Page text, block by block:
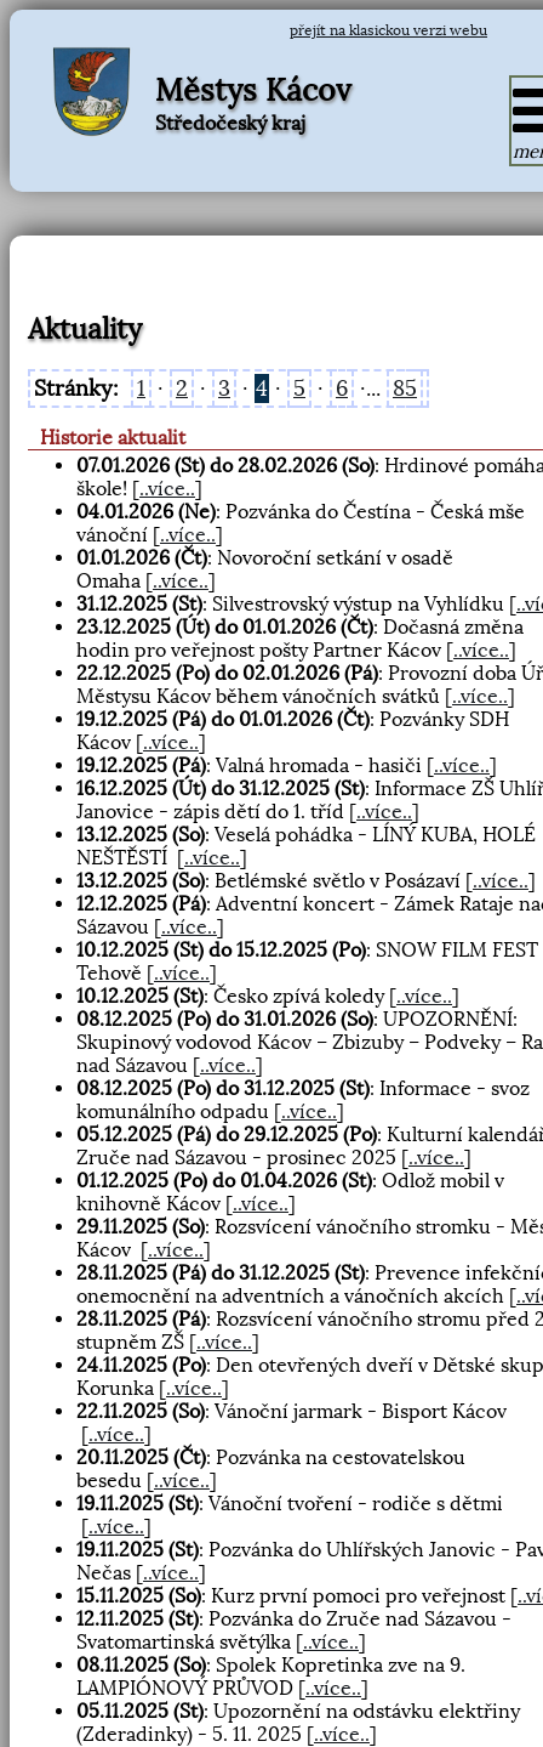
přejít na klasickou verzi webu
Městys Kácov
Středočeský kraj
Aktuality
Stránky: 1 · 2 · 3 · 4 · 5 · 6 ·... 85
Historie aktualit
07.01.2026 (St) do 28.02.2026 (So): Hrdinové
škole! [..více..]
04.01.2026 (Ne): Pozvánka do Čestína - Česká mše
vánoční [..více..]
01.01.2026 (Čt): Novoroční setkání v osadě
Omaha [..více..]
31.12.2025 (St): Silvestrovský výstup na Vyhlídku [
23.12.2025 (Út) do 01.01.2026 (Čt): Dočasná změna
hodin pro veřejnost pošty Partner Kácov [..více..]
22.12.2025 (Po) do 02.01.2026 (Pá): Provozní doba
Městysu Kácov během vánočních svátků [..více..]
19.12.2025 (Pá) do 01.01.2026 (Čt): Pozvánky SDH
Kácov [..více..]
19.12.2025 (Pá): Valná hromada - hasiči [..více..]
16.12.2025 (Út) do 31.12.2025 (St): Informace ZŠ
Janovice - zápis dětí do 1. tříd [..více..]
13.12.2025 (So): Veselá pohádka - LÍNÝ KUBA, HOLÉ
NEŠTĚSTÍ [..více..]
13.12.2025 (So): Betlémské světlo v Posázaví [..více..]
12.12.2025 (Pá): Adventní koncert - Zámek Rataje
Sázavou [..více..]
10.12.2025 (St) do 15.12.2025 (Po): SNOW FILM FEST
Tehově [..více..]
10.12.2025 (St): Česko zpívá koledy [..více..]
08.12.2025 (Po) do 31.01.2026 (So): UPOZORNĚNÍ:
Skupinový vodovod Kácov – Zbizuby – Podveky –
nad Sázavou [..více..]
08.12.2025 (Po) do 31.12.2025 (St): Informace - svoz
komunálního odpadu [..více..]
05.12.2025 (Pá) do 29.12.2025 (Po): Kulturní
Zruče nad Sázavou - prosinec 2025 [..více..]
01.12.2025 (Po) do 01.04.2026 (St): Odlož mobil v
knihovně Kácov [..více..]
29.11.2025 (So): Rozsvícení vánočního stromku -
Kácov [..více..]
28.11.2025 (Pá) do 31.12.2025 (St): Prevence
onemocnění na adventních a vánočních akcích [
28.11.2025 (Pá): Rozsvícení vánočního stromu před
stupněm ZŠ [..více..]
24.11.2025 (Po): Den otevřených dveří v Dětské
Korunka [..více..]
22.11.2025 (So): Vánoční jarmark - Bisport Kácov
[..více..]
20.11.2025 (Čt): Pozvánka na cestovatelskou
besedu [..více..]
19.11.2025 (St): Vánoční tvoření - rodiče s dětmi
[..více..]
19.11.2025 (St): Pozvánka do Uhlířských Janovic -
Nečas [..více..]
15.11.2025 (So): Kurz první pomoci pro veřejnost [
12.11.2025 (St): Pozvánka do Zruče nad Sázavou -
Svatomartinská světýlka [..více..]
08.11.2025 (So): Spolek Kopretinka zve na 9.
LAMPIÓNOVÝ PRŮVOD [..více..]
05.11.2025 (St): Upozornění na odstávku elektřiny
(Zderadinky) - 5. 11. 2025 [..více..]